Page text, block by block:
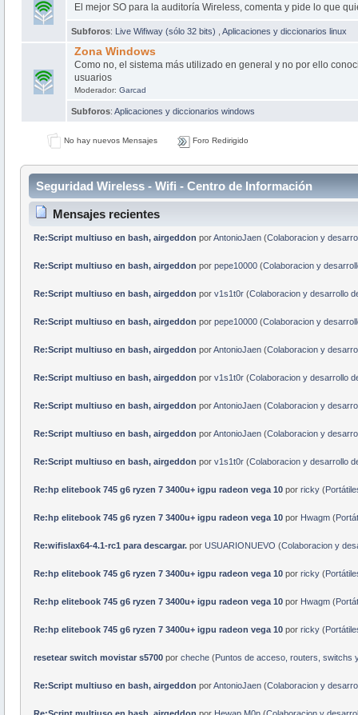
El mejor SO para la auditoría Wireless, comenta y pide lo que
Subforos: Live Wifiway (sólo 32 bits) Aplicaciones y diccionarios linux
Zona Windows
Como no, el sistema más utilizado en general y no por ello
usuarios
Moderador: Garcad
Subforos: Aplicaciones y diccionarios windows
No hay nuevos Mensajes Foro Redirigido
Seguridad Wireless - Wifi - Centro de Información
Mensajes recientes
Re:Script multiuso en bash, airgeddon porAntonioJaen(Colaboracion y
Re:Script multiuso en bash, airgeddon por pepe10000(Colaboracion y
Re:Script multiuso en bash, airgeddon por v1s1t0r(Colaboracion y desarrollo
Re:Script multiuso en bash, airgeddon por pepe10000(Colaboracion y
Re:Script multiuso en bash, airgeddon porAntonioJaen(Colaboracion y
Re:Script multiuso en bash, airgeddon por v1s1t0r(Colaboracion y desarrollo
Re:Script multiuso en bash, airgeddon porAntonioJaen(Colaboracion y
Re:Script multiuso en bash, airgeddon porAntonioJaen(Colaboracion y
Re:Script multiuso en bash, airgeddon por v1s1t0r(Colaboracion y desarrollo
Re:hp elitebook 745 g6 ryzen 7 3400u+ igpu radeon vega 10por ricky(
Re:hp elitebook 745 g6 ryzen 7 3400u+ igpu radeon vega 10por Hwagm(
Re:wifislax64-4.1-rc1 para descargar.por USUARIONUEVO (Colaboracion y
Re:hp elitebook 745 g6 ryzen 7 3400u+ igpu radeon vega 10por ricky(
Re:hp elitebook 745 g6 ryzen 7 3400u+ igpu radeon vega 10por Hwagm(
Re:hp elitebook 745 g6 ryzen 7 3400u+ igpu radeon vega 10por ricky(
resetear switch movistar s5700 por cheche(Puntos de acceso, routers, switchs
Re:Script multiuso en bash, airgeddon porAntonioJaen(Colaboracion y